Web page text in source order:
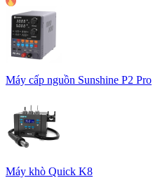
Máy cấp nguồn Sunshine P2 Pro
Máy khò Quick K8